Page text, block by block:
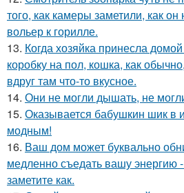
того, как камеры заметили, как
вольер к горилле.
13. Когда хозяйка принесла
коробку на пол, кошка, как
вдруг там что-то вкусное.
14. Они не могли дышать, не
15. Оказывается бабушкин шик в
модным!
16. Ваш дом может буквально
медленно съедать вашу энергию
заметите как.